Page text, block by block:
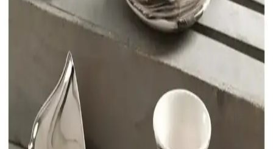
Fonksiyonelliğin Buluşması
Kahve fincanları, estetik ve fonksiyonelliği bir araya getirerek yaşam
alanlarına kişisel tarz katmanın anahtarıdır. Farklı tarz ve
malzemelerle dekorasyon seçenekleri sunar.
İnce Uzun Kahve Fincanlarının Dekorasyondaki
Yeri ve Kullanım Avantajları
İnce uzun kahve fincanları, şık görünümleri ve fonksiyonellikleriyle
modern dekorasyonun vazgeçilmez parçalarıdır. Malzeme çeşitliliği
ve kullanım alanlarıyla iç mekanlara zarafet katıyor.